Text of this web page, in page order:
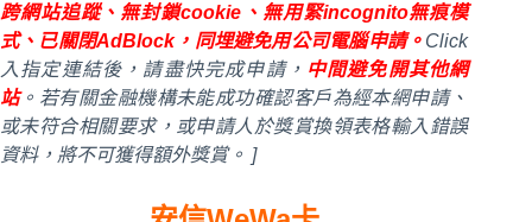
跨網站追蹤、無封鎖cookie、無用緊incognito無痕模
式、已關閉AdBlock，同埋避免用公司電腦申請。 Click
入指定連結後，請盡快完成申請， 中間避免開其他網
站。若有關金融機構未能成功確認客戶為經本網申請、
或未符合相關要求，或申請人於獎賞換領表格輸入錯誤
資料，將不可獲得額外獎賞。 ]